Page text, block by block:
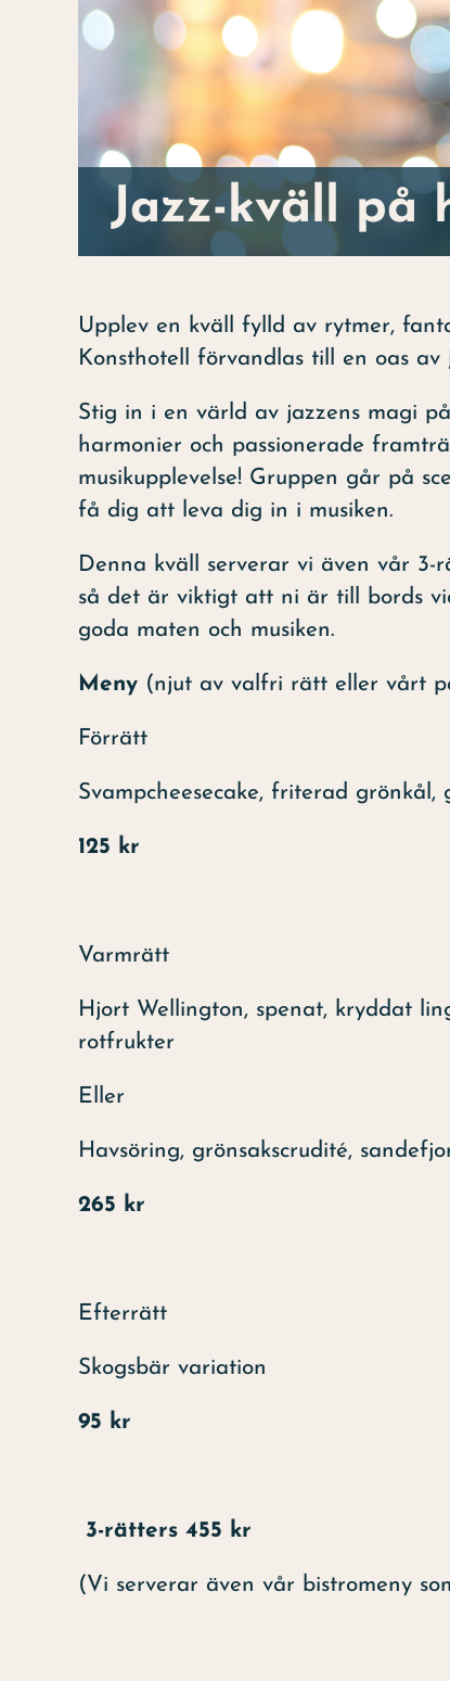
Jazz-kväll på
Upplev en kväll fylld av rytmer,
Konsthotell förvandlas till en oas av
Stig in i en värld av jazzens magi
harmonier och passionerade
musikupplevelse! Gruppen går på
få dig att leva dig in i musiken.
Denna kväll serverar vi även vår 3-
så det är viktigt att ni är till bords
goda maten och musiken.
Meny (njut av valfri rätt eller vårt
Förrätt
Svampcheesecake, friterad grönkål,
125 kr
Varmrätt
Hjort Wellington, spenat, kryddat
Eller
Havsöring, grönsakscrudité,
265 kr
Efterrätt
Skogsbär variation
95 kr
3-rätters 455 kr
(Vi serverar även vår bistromeny